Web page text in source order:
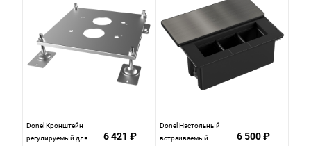
Donel Кронштейн
регулируемый для
6 421 ₽
Donel Настольный
встраиваемый
6 500 ₽